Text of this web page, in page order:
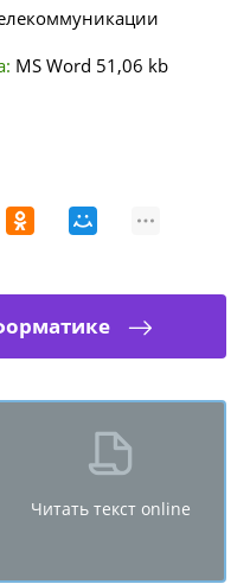
MS Word 51,06 kb
Читать текст online